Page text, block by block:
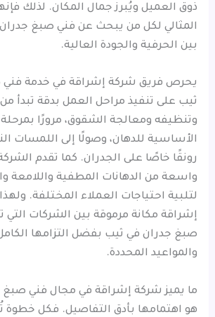
ذوق العميل ويُبرز جمال المكان. لذلك
المثالي لكل من يبحث عن فني صبغ
بين الحرفية والجودة العالية.
يحرص فريق شركة إشراقة في خدمة
ثيب على تنفيذ مراحل العمل بدقة تبدأ
وتنظيفه ومعالجة الشقوق، مرورًا
الأساسية للدهان، وصولًا إلى اللمسات
رونقًا خاصًا على الجدران. كما تقدم
واسعة من الدهانات المطفية واللامعة
لتلبية احتياجات العملاء المختلفة.
إشراقة مكانة مرموقة بين الشركات
صبغ جدران في ثيب بفضل التزامها
والمواعيد المحددة.
ما يميز شركة إشراقة في مجال فني صبغ
هو اهتمامها بأدق التفاصيل. فكل خطوة